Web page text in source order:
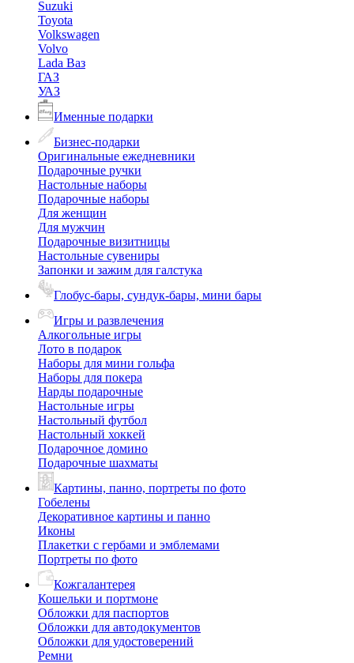
Suzuki
Toyota
Volkswagen
Volvo
Lada Ваз
ГАЗ
УАЗ
Именные подарки
Бизнес-подарки
Оригинальные ежедневники
Подарочные ручки
Настольные наборы
Подарочные наборы
Для женщин
Для мужчин
Подарочные визитницы
Настольные сувениры
Запонки и зажим для галстука
Глобус-бары, сундук-бары, мини бары
Игры и развлечения
Алкогольные игры
Лото в подарок
Наборы для мини гольфа
Наборы для покера
Нарды подарочные
Настольные игры
Настольный футбол
Настольный хоккей
Подарочное домино
Подарочные шахматы
Картины, панно, портреты по фото
Гобелены
Декоративное картины и панно
Иконы
Плакетки с гербами и эмблемами
Портреты по фото
Кожгалантерея
Кошельки и портмоне
Обложки для паспортов
Обложки для автодокументов
Обложки для удостоверений
Ремни